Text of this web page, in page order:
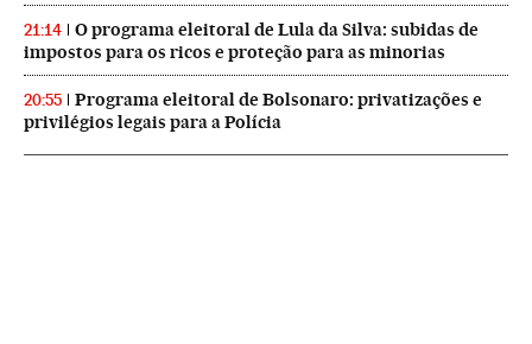
21:14
O programa eleitoral de Lula da Silva: subidas de
impostos para os ricos e proteção para as minorias
20:55
Programa eleitoral de Bolsonaro: privatizações e
privilégios legais para a Polícia